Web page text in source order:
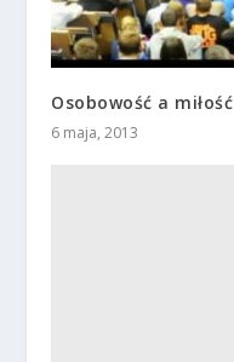
Osobowość a
6 maja, 2013